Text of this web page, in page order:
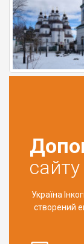
сайту
Україна
створений